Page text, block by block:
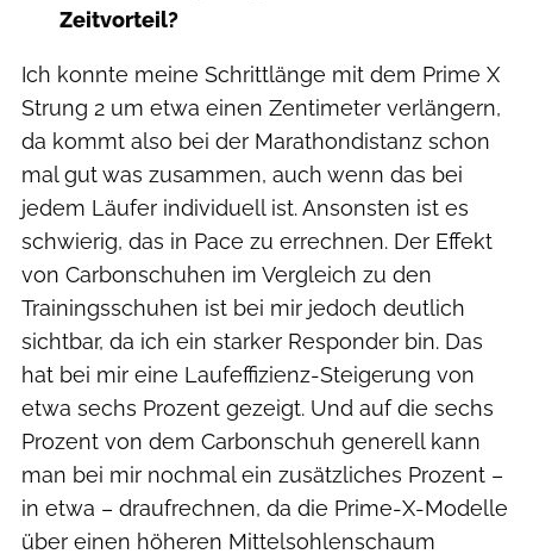
Zeitvorteil?
Ich konnte meine Schrittlänge mit dem Prime X
Strung 2 um etwa einen Zentimeter verlängern,
da kommt also bei der Marathondistanz schon
mal gut was zusammen, auch wenn das bei
jedem Läufer individuell ist. Ansonsten ist es
schwierig, das in Pace zu errechnen. Der Effekt
von Carbonschuhen im Vergleich zu den
Trainingsschuhen ist bei mir jedoch deutlich
sichtbar, da ich ein starker Responder bin. Das
hat bei mir eine Laufeffizienz-Steigerung von
etwa sechs Prozent gezeigt. Und auf die sechs
Prozent von dem Carbonschuh generell kann
man bei mir nochmal ein zusätzliches Prozent –
in etwa – draufrechnen, da die Prime-X-Modelle
über einen höheren Mittelsohlenschaum